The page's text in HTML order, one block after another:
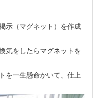
示（マグネット）を作成
気をしたらマグネットを
を一生懸命かいて、仕上